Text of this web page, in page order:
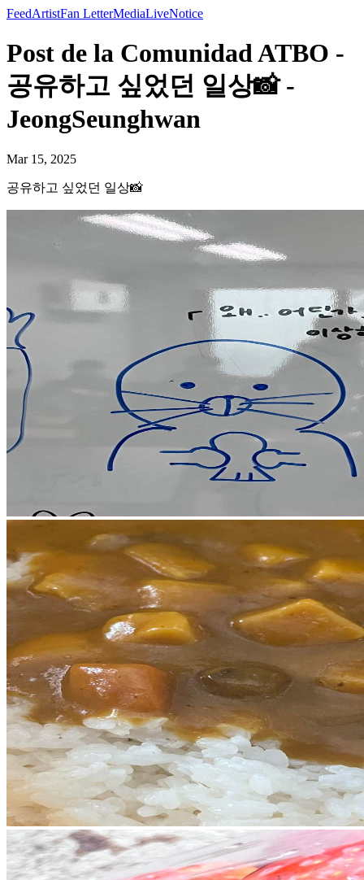
FeedArtistFan LetterMediaLiveNotice
Post de la Comunidad ATBO -
공유하고 싶었던 일상📸 -
JeongSeunghwan
Mar 15, 2025
공유하고 싶었던 일상📸